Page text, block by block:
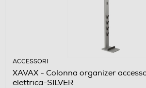
ACCESSORI
XAVAX - Colonna organizer
elettrica-SILVER